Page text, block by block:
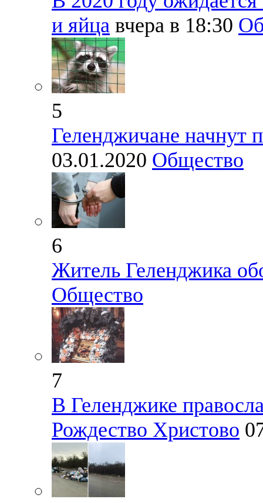
и яйца вчера в 18:30
5
Геленджичане начнут
03.01.2020 Общество
6
Житель Геленджика
Общество
7
В Геленджике
Рождество Христово